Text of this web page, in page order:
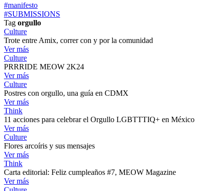
#manifesto
#SUBMISSIONS
Tag orgullo
Culture
Trote entre Amix, correr con y por la comunidad
Ver más
Culture
PRRRIDE MEOW 2K24
Ver más
Culture
Postres con orgullo, una guía en CDMX
Ver más
Think
11 acciones para celebrar el Orgullo LGBTTTIQ+ en México
Ver más
Culture
Flores arcoíris y sus mensajes
Ver más
Think
Carta editorial: Feliz cumpleaños #7, MEOW Magazine
Ver más